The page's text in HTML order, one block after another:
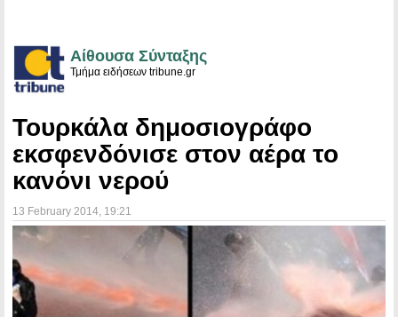
Αίθουσα Σύνταξης
Τμήμα ειδήσεων tribune.gr
Τουρκάλα δημοσιογράφο
εκσφενδόνισε στον αέρα το
κανόνι νερού
13 February 2014 , 19:21